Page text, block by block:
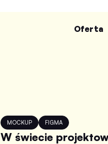
Oferta
MOCKUP FIGMA
W świecie